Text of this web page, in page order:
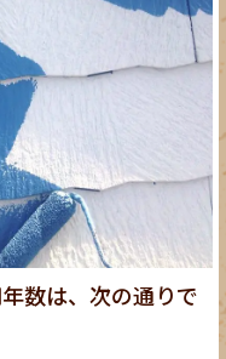
数は、次の通りで